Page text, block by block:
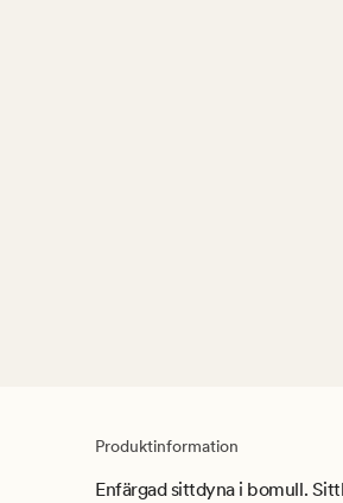
Produktinformation
Enfärgad sittdyna i bomull.